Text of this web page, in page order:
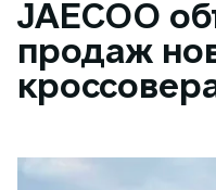
JAECOO
продаж